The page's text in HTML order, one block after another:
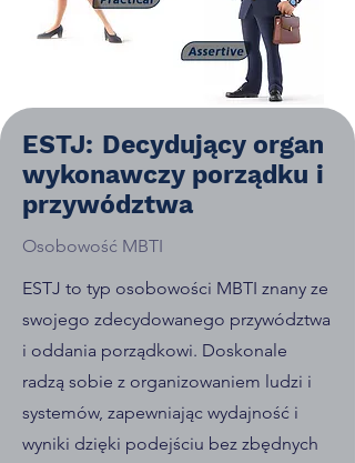
ESTJ: Decydujący organ
wykonawczy porządku i
przywództwa
Osobowość MBTI
ESTJ to typ osobowości MBTI znany ze
swojego zdecydowanego przywództwa
i oddania porządkowi. Doskonale
radzą sobie z organizowaniem ludzi i
systemów, zapewniając wydajność i
wyniki dzięki podejściu bez zbędnych